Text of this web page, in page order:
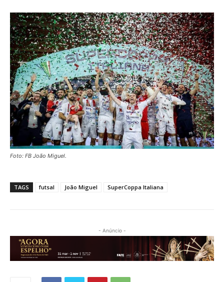
Foto: FB João Miguel.
TAGS futsal João Miguel SuperCoppa Italiana
- Anúncio -